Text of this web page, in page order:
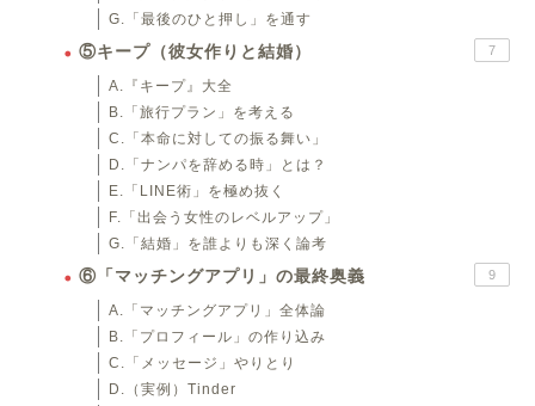
G.「最後のひと押し」を通す
⑤キープ（彼女作りと結婚） 7
A.『キープ』大全
B.「旅行プラン」を考える
C.「本命に対しての振る舞い」
D.「ナンパを辞める時」とは？
E.「LINE術」を極め抜く
F.「出会う女性のレベルアップ」
G.「結婚」を誰よりも深く論考
⑥「マッチングアプリ」の最終奥義 9
A.「マッチングアプリ」全体論
B.「プロフィール」の作り込み
C.「メッセージ」やりとり
D.（実例）Tinder